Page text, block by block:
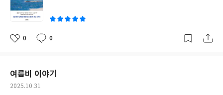
들였다. 일상의 결말, 관계의 결말, 생각의 결말을 조금씩 다르게 쓰
는 힘. 철학은 거창하지 않다. 다만 멈춰 서서 한 문장을 더 깊이 생각
면 좋겠다. 바뀌는 건 결말뿐 아니라, 그 결말을 기다리는 우리의 시
좋
0
댓
0
작
여름비 이야기
작
2025.10.31